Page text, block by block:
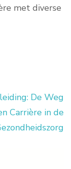
met diverse
De Weg
Carrière in de